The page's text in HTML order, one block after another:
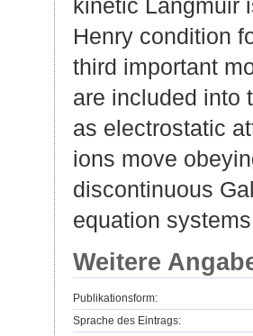
kinetic Langmuir
Henry condition
third important
are included into
as electrostatic
ions move
discontinuous
equation
Weitere
Publikationsform:
Sprache des Eintrags: